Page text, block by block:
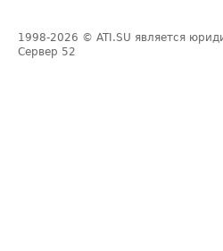
1998-2026 © ATI.SU является
Сервер 52